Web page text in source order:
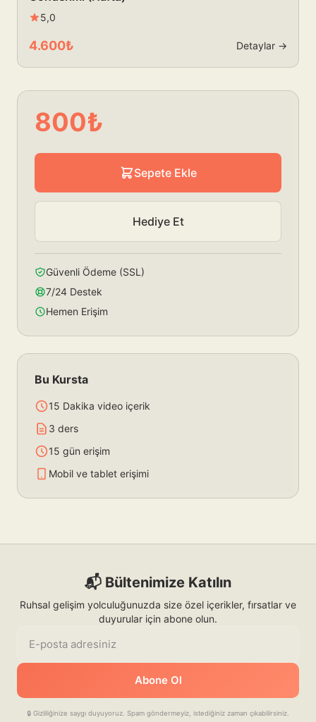
5,0
4.600₺ Detaylar →
800₺
Sepete Ekle
Hediye Et
Güvenli Ödeme (SSL)
7/24 Destek
Hemen Erişim
Bu Kursta
15 Dakika video içerik
3 ders
15 gün erişim
Mobil ve tablet erişimi
📬 Bültenimize Katılın
Ruhsal gelişim yolculuğunuzda size özel içerikler, fırsatlar ve
duyurular için abone olun.
Abone Ol
🔒 Gizliliğinize saygı duyuyoruz. Spam göndermeyiz, istediğiniz zaman çıkabilirsiniz.